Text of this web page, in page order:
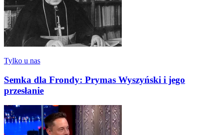
Tylko u nas
Semka dla Frondy: Prymas Wyszyński i jego
przesłanie